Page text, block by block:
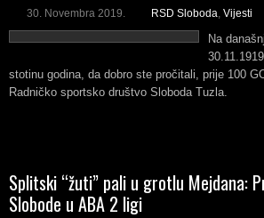
30. Novembra 2019. RSD Sloboda, Vijesti
Na
stotinu godina, da dobro ste pročitali, prije 100
Radničko sportsko društvo Sloboda Tuzla.
Splitski “žuti” pali u grotlu Mejdana:
Slobode u ABA 2 ligi